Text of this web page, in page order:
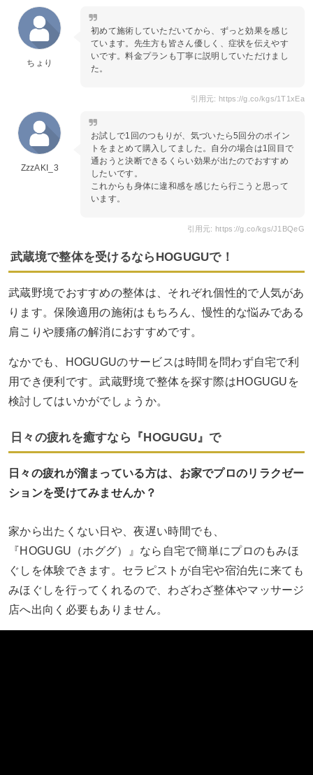
ちょり
初めて施術していただいてから、ずっと効果を感じ
ています。先生方も皆さん優しく、症状を伝えやす
いです。料金プランも丁寧に説明していただけまし
た。
引用元: https://g.co/kgs/1T1xEa
ZzzAKI_3
お試しで1回のつもりが、気づいたら5回分のポイン
トをまとめて購入してました。自分の場合は1回目で
通おうと決断できるくらい効果が出たのでおすすめ
したいです。
これからも身体に違和感を感じたら行こうと思って
います。
引用元: https://g.co/kgs/J1BQeG
武蔵境で整体を受けるならHOGUGUで！
武蔵野境でおすすめの整体は、それぞれ個性的で人気があ
ります。保険適用の施術はもちろん、慢性的な悩みである
肩こりや腰痛の解消におすすめです。
なかでも、HOGUGUのサービスは時間を問わず自宅で利
用でき便利です。武蔵野境で整体を探す際はHOGUGUを
検討してはいかがでしょうか。
日々の疲れを癒すなら『HOGUGU』で
日々の疲れが溜まっている方は、お家でプロのリラクゼー
ションを受けてみませんか？
家から出たくない日や、夜遅い時間でも、
『HOGUGU（ホググ）』なら自宅で簡単にプロのもみほ
ぐしを体験できます。セラピストが自宅や宿泊先に来ても
みほぐしを行ってくれるので、わざわざ整体やマッサージ
店へ出向く必要もありません。